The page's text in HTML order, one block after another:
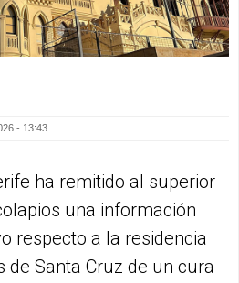
- 13:43
ha remitido al superior
una información
respecto a la residencia
de Santa Cruz de un cura